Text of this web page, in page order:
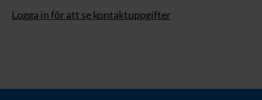
Logga in för att se kontaktuppgifter